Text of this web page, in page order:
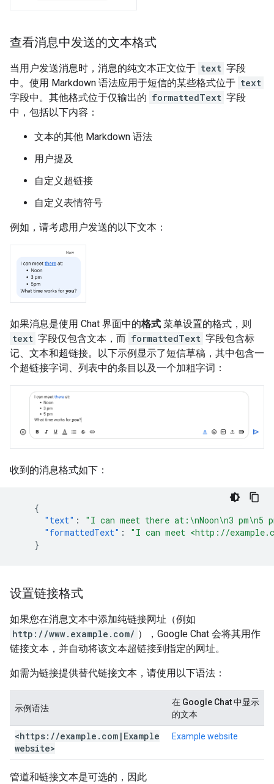
查看消息中发送的文本格式
当用户发送消息时，消息的纯文本正文位于 text 字段
中。使用 Markdown 语法应用于短信的某些格式位于 text
字段中。其他格式位于仅输出的 formattedText 字段
中，包括以下内容：
文本的其他 Markdown 语法
用户提及
自定义超链接
自定义表情符号
例如，请考虑用户发送的以下文本：
如果消息是使用 Chat 界面中的格式 菜单设置的格式，则
text 字段仅包含文本，而 formattedText 字段包含标
记、文本和超链接。以下示例显示了短信草稿，其中包含一
个超链接字词、列表中的条目以及一个加粗字词：
收到的消息格式如下：
{
"text" :
"I can meet there at:\nNoon\n3 pm\n5
"formattedText" :
"I can meet <http://
}
设置链接格式
如果您在消息文本中添加纯链接网址（例如
http://www.example.com/ ），Google Chat 会将其用作
链接文本，并自动将该文本超链接到指定的网址。
如需为链接提供替代链接文本，请使用以下语法：
示例语法
在 Google Chat 中显示
的文本
<https: //example . com | Example
website>
Example website
管道和链接文本是可选的，因此